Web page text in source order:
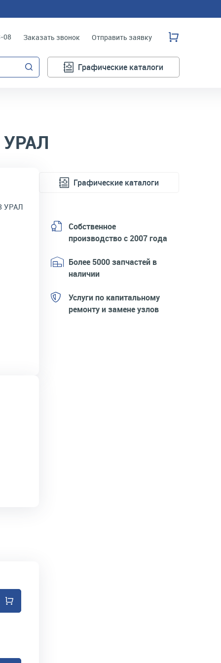
08 Заказать звонок Отправить заявку
Графические каталоги
УРАЛ
УРАЛ
Графические каталоги
Собственное
производство с 2007 года
Более 5000 запчастей в
наличии
Услуги по капитальному
ремонту и замене узлов